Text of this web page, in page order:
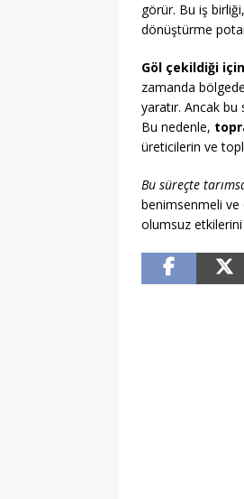
görür. Bu iş
dönüştürme
Göl çekildiği
zamanda bölgede
yaratır. Ancak
Bu nedenle,
üreticilerin ve
Bu süreçte
benimsenmeli ve
olumsuz